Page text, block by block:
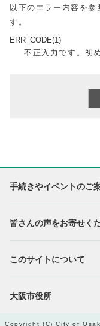
以下のエラー内容を参
す。
ERR_CODE(1)
不正入力です。初
手続きやイベントのご
皆さんの声をお寄せく
このサイトについて
大阪市役所
Copyright (C) City of